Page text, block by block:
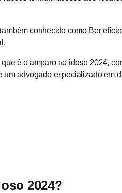
conhecido como
é o amparo ao idoso 2024,
um advogado especializado em
2024?